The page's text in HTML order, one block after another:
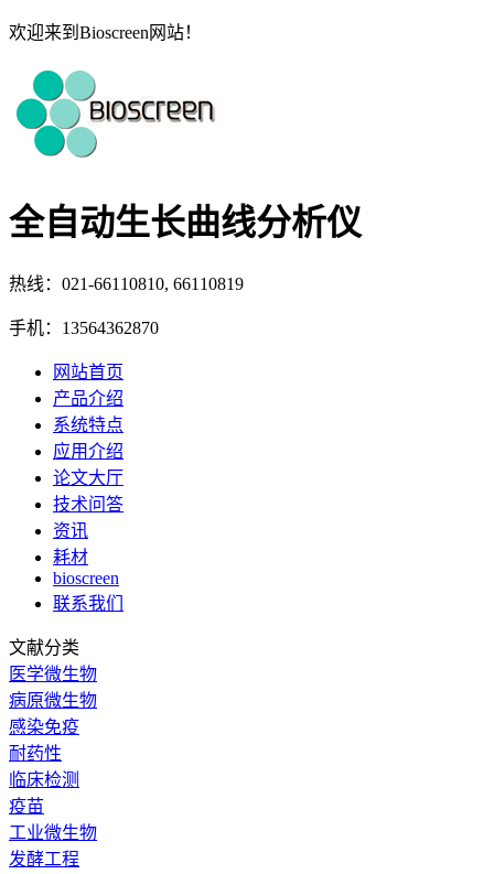
欢迎来到Bioscreen网站！
全自动生长曲线分析仪
热线：021-66110810, 66110819
手机：13564362870
网站首页
产品介绍
系统特点
应用介绍
论文大厅
技术问答
资讯
耗材
bioscreen
联系我们
文献分类
医学微生物
病原微生物
感染免疫
耐药性
临床检测
疫苗
工业微生物
发酵工程